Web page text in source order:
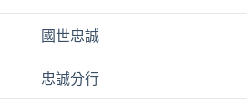
國世忠誠
忠誠分行